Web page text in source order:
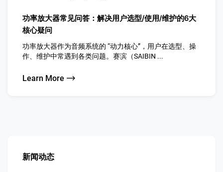
功率放大器常见问答：解决用户选型/使用/维护的6大
核心疑问
功率放大器作为音频系统的 “动力核心”，用户在选型、操
作、维护中常遇到各类问题。赛滨（SAIBIN ...
Learn More
新闻动态